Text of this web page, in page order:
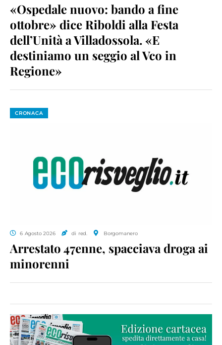
«Ospedale nuovo: bando a fine
ottobre» dice Riboldi alla Festa
dell’Unità a Villadossola. «E
destiniamo un seggio al Vco in
Regione»
CRONACA
6 Agosto 2026 di red. Borgomanero
Arrestato 47enne, spacciava droga ai
minorenni